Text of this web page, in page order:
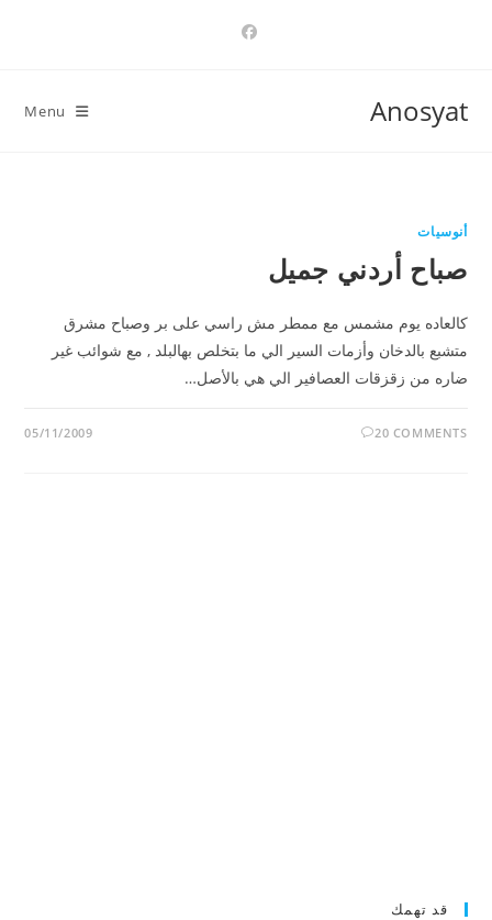
Anosyat
Menu
أنوسيات
صباح أردني جميل
كالعاده يوم مشمس مع ممطر مش راسي على بر وصباح مشرق
متشبع بالدخان وأزمات السير الي ما بتخلص بهالبلد , مع شوائب غير
ضاره من زقزقات العصافير الي هي بالأصل…
20 COMMENTS
05/11/2009
قد تهمك